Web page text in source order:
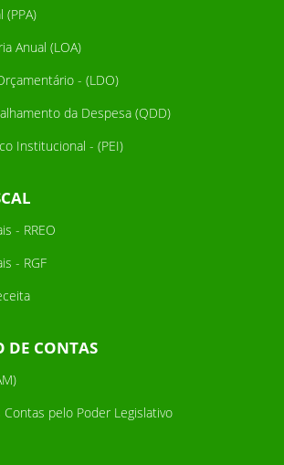
(PPA)
Anual (LOA)
- (LDO)
da Despesa (QDD)
Institucional - (PEI)
- RREO
- RGF
DE CONTAS
Contas pelo Poder Legislativo